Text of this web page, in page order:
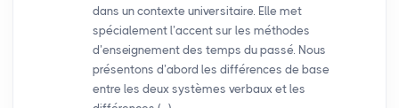
dans un contexte universitaire. Elle met
spécialement l’accent sur les méthodes
d’enseignement des temps du passé. Nous
présentons d’abord les différences de base
entre les deux systèmes verbaux et les